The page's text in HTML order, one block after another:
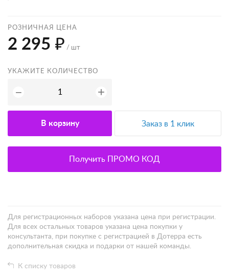
РОЗНИЧНАЯ ЦЕНА
2 295 ₽ / шт
УКАЖИТЕ КОЛИЧЕСТВО
− +
В корзину Заказ в 1 клик
Получить ПРОМО КОД
Для регистрационных наборов указана цена при регистрации.
Для всех остальных товаров указана цена покупки у
консультанта, при покупке с регистрацией в Дотерра есть
дополнительная скидка и подарки от нашей команды.
К списку товаров